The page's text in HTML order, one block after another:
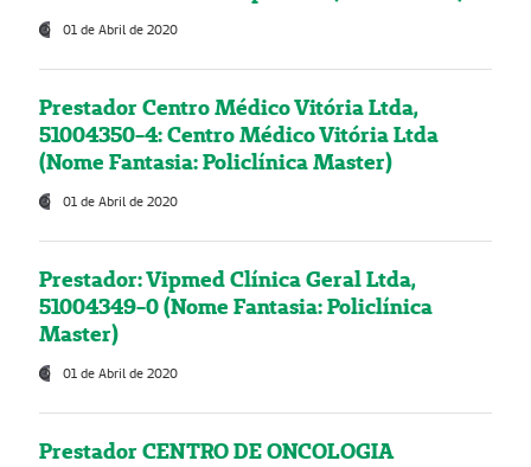
01 de Abril de 2020
Prestador Centro Médico Vitória Ltda,
51004350-4: Centro Médico Vitória Ltda
(Nome Fantasia: Policlínica Master)
01 de Abril de 2020
Prestador: Vipmed Clínica Geral Ltda,
51004349-0 (Nome Fantasia: Policlínica
Master)
01 de Abril de 2020
Prestador CENTRO DE ONCOLOGIA